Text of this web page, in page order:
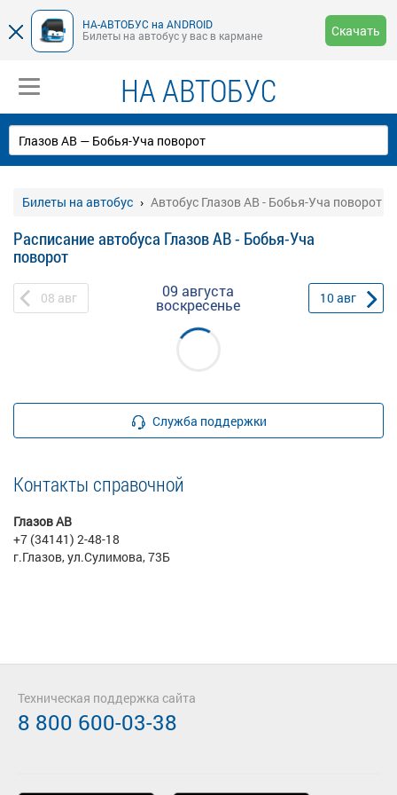
НА-АВТОБУС на ANDROID
Билеты на автобус у вас в кармане
Скачать
НА АВТОБУС
Билеты на автобус Автобус Глазов АВ - Бобья-Уча поворот
Расписание автобуса Глазов АВ - Бобья-Уча
поворот
08 авг 09 августа
воскресенье 10авг
Служба поддержки
Контакты справочной
Глазов АВ
+7 (34141) 2-48-18
г.Глазов, ул.Сулимова, 73Б
Техническая поддержка сайта
8 800 600-03-38